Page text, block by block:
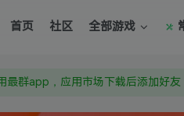
首页 社区 全部游戏
侵权，请联系删除：fuyej@qq.com
链接失效请联系客服，百度网盘边